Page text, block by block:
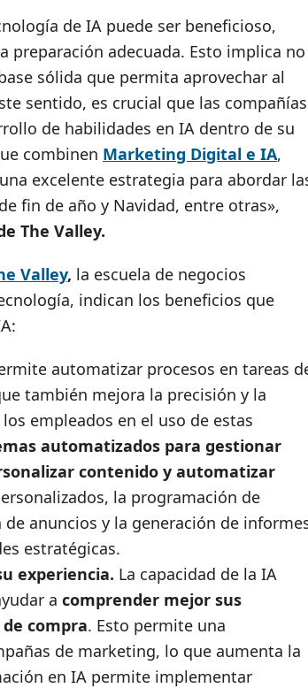
de IA puede ser beneficioso,
preparación adecuada. Esto implica no
sólida que permita aprovechar al
sentido, es crucial que las compañías
de habilidades en IA dentro de su
combinen Marketing Digital e IA,
excelente estrategia para abordar
fin de año y Navidad, entre otras»,
The Valley.
Valley, la escuela de negocios
indican los beneficios que
automatizar procesos en tareas
también mejora la precisión y la
empleados en el uso de estas
automatizados para gestionar
contenido y automatizar
la programación de
anuncios y la generación de
estratégicas.
experiencia. La capacidad de la IA
a comprender mejor sus
compra. Esto permite una
de marketing, lo que aumenta la
en IA permite implementar